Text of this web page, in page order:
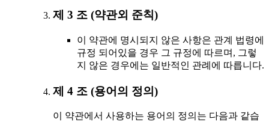
제 3 조 (약관외 준칙)
이 약관에 명시되지 않은 사항은 관계 법령에
규정 되어있을 경우 그 규정에 따르며, 그렇
지 않은 경우에는 일반적인 관례에 따릅니다.
제 4 조 (용어의 정의)
이 약관에서 사용하는 용어의 정의는 다음과 같습